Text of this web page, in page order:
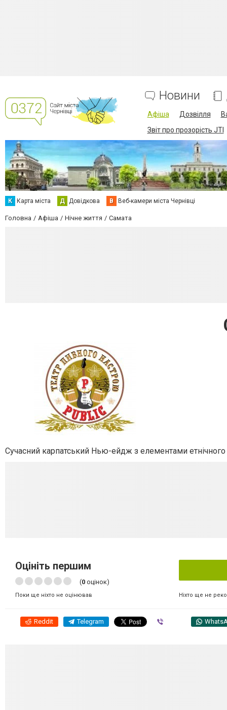
Новини
Афіша Дозвілля
Звіт про прозорість JTI
К Карта міста Д Довідкова В Веб-камери міста Чернівці
Головна Афіша Нічне життя Самата
Сучасний карпатський Нью-ейдж з елементами
Оцініть першим
(0 оцінок)
Поки ще ніхто не оцінював Ніхто ще не
Reddit Telegram